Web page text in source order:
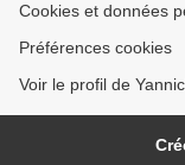
Cookies et données
Préférences cookies
Voir le profil de